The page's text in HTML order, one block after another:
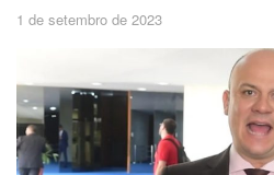
1 de setembro de 2023